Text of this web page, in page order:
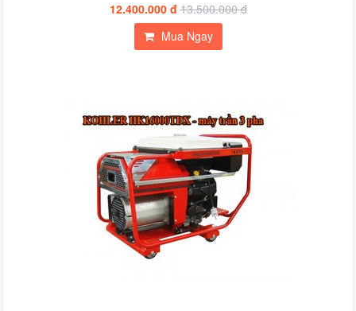
12.400.000 đ 13.500.000 đ
Mua Ngay